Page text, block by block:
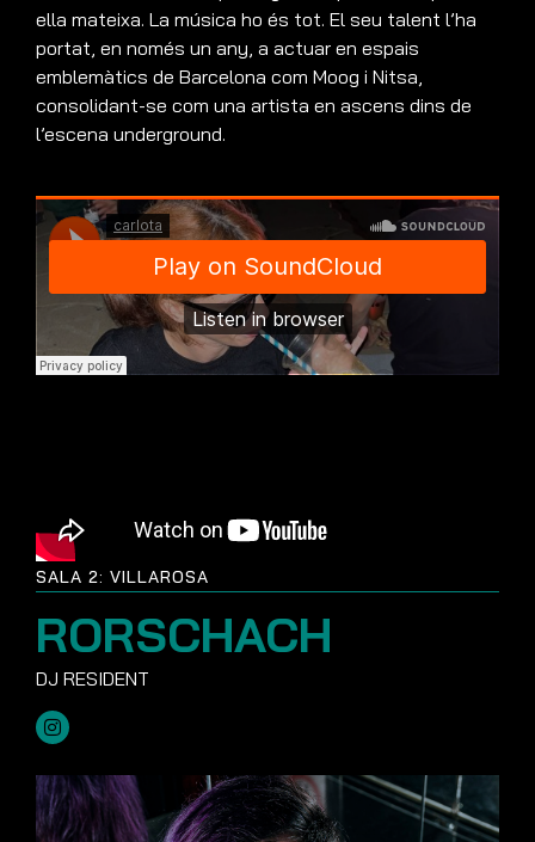
ella mateixa. La música ho és tot. El seu talent l’ha
portat, en només un any, a actuar en espais
emblemàtics de Barcelona com Moog i Nitsa,
consolidant-se com una artista en ascens dins de
l’escena underground.
SALA 2: VILLAROSA
RORSCHACH